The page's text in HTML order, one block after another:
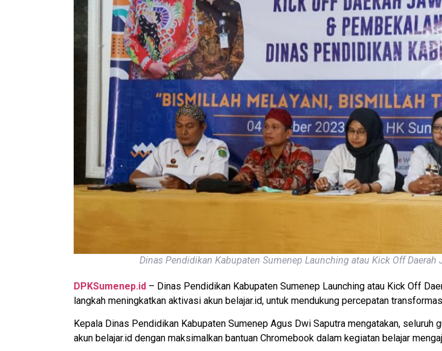
Dinas Pendidikan Kabupaten Sumenep Launching atau Kick Off
DPKSumenep.id – Dinas Pendidikan Kabupaten Sumenep Launching atau Kick Off
langkah meningkatkan aktivasi akun belajar.id, untuk mendukung percepatan
Kepala Dinas Pendidikan Kabupaten Sumenep Agus Dwi Saputra mengatakan,
akun belajar.id dengan maksimalkan bantuan Chromebook dalam kegiatan belajar